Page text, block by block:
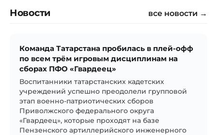
Новости все новости →
Команда Татарстана пробилась в плей-офф
по всем трём игровым дисциплинам на
сборах ПФО «Гвардеец»
Воспитанники татарстанских кадетских
учреждений успешно преодолели групповой
этап военно-патриотических сборов
Приволжского федерального округа
«Гвардеец», которые проходят на базе
Пензенского артиллерийского инженерного